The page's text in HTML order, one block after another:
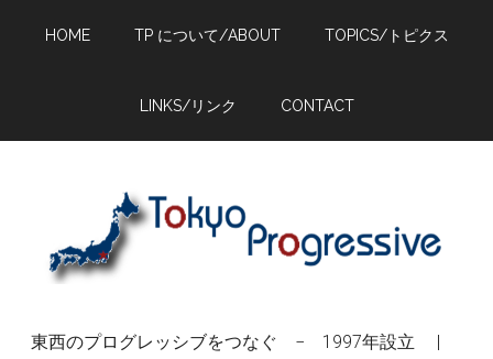
HOME TP について/ABOUT TOPICS/トピクス
LINKS/リンク CONTACT
東西のプログレッシブをつなぐ − 1997年設立 |